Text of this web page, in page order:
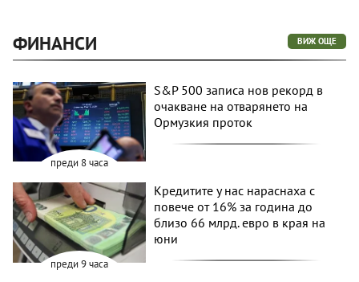
ФИНАНСИ ВИЖ ОЩЕ
преди 8 часа
S&P 500 записа нов рекорд в
очакване на отварянето на
Ормузкия проток
преди 9 часа
Кредитите у нас нараснаха с
повече от 16% за година до
близо 66 млрд. евро в края на
юни